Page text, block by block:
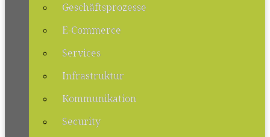
Geschäftsprozesse
E-Commerce
Services
Infrastruktur
Kommunikation
Security